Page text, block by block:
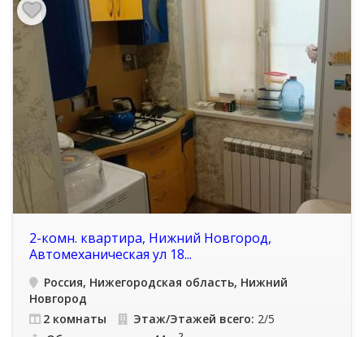
2-комн. квартира, Нижний Новгород,
Автомеханическая ул 18...
Россия, Нижегородская область, Нижний
Новгород
2 комнаты
Этаж/Этажей всего: 2/5